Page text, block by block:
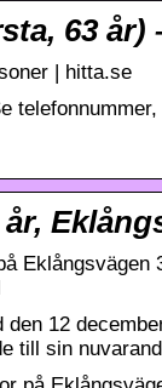
63 år)
| hitta.se
Eklångsvägen
12
till sin